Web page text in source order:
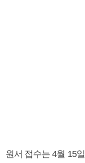
원서 접수는 4월 15